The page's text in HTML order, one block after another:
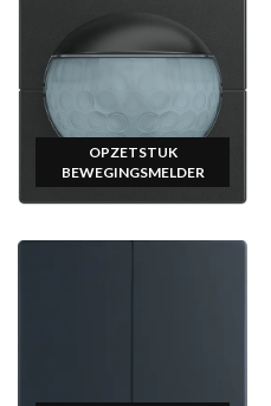
OPZETSTUK
BEWEGINGSMELDER